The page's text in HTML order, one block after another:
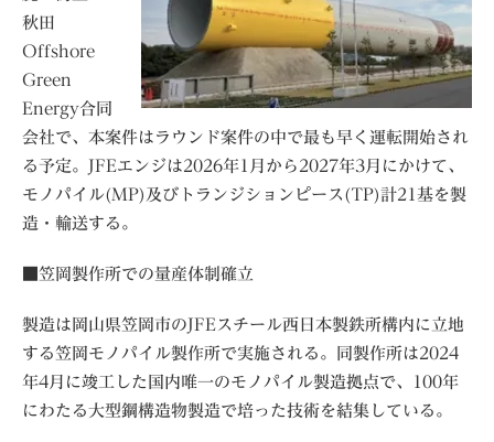
秋田
Offshore
Green
Energy合同
会社で、本案件はラウンド案件の中で最も早く運転開始され
る予定。JFEエンジは2026年1月から2027年3月にかけて、
モノパイル(MP)及びトランジションピース(TP)計21基を製
造・輸送する。
■笠岡製作所での量産体制確立
製造は岡山県笠岡市のJFEスチール西日本製鉄所構内に立地
する笠岡モノパイル製作所で実施される。同製作所は2024
年4月に竣工した国内唯一のモノパイル製造拠点で、100年
にわたる大型鋼構造物製造で培った技術を結集している。